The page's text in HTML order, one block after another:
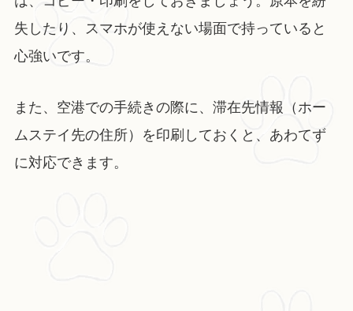
失したり、スマホが使えない場面で持っていると
心強いです。
また、空港での手続きの際に、滞在先情報（ホー
ムステイ先の住所）を印刷しておくと、あわてず
に対応できます。